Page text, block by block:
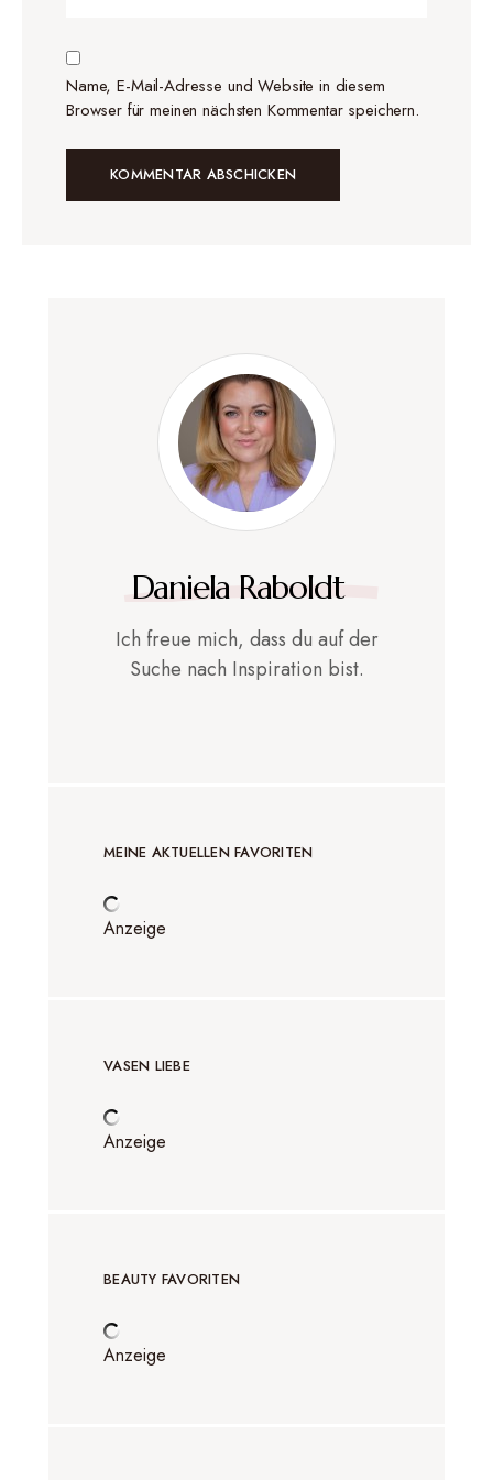
Name, E-Mail-Adresse und Website in diesem
Browser für meinen nächsten Kommentar speichern.
Daniela Raboldt
Ich freue mich, dass du auf der
Suche nach Inspiration bist.
MEINE AKTUELLEN FAVORITEN
Anzeige
VASEN LIEBE
Anzeige
BEAUTY FAVORITEN
Anzeige